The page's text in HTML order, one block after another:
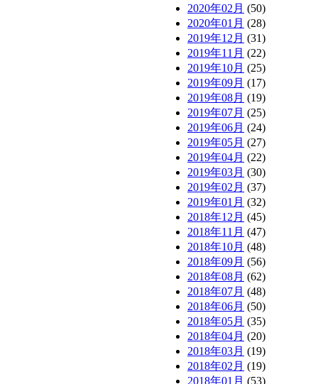
2020年02月 (50)
2020年01月 (28)
2019年12月 (31)
2019年11月 (22)
2019年10月 (25)
2019年09月 (17)
2019年08月 (19)
2019年07月 (25)
2019年06月 (24)
2019年05月 (27)
2019年04月 (22)
2019年03月 (30)
2019年02月 (37)
2019年01月 (32)
2018年12月 (45)
2018年11月 (47)
2018年10月 (48)
2018年09月 (56)
2018年08月 (62)
2018年07月 (48)
2018年06月 (50)
2018年05月 (35)
2018年04月 (20)
2018年03月 (19)
2018年02月 (19)
2018年01月 (53)